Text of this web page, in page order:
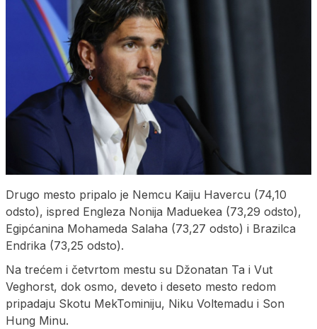
Drugo mesto pripalo je Nemcu Kaiju Havercu (74,10
odsto), ispred Engleza Nonija Maduekea (73,29 odsto),
Egipćanina Mohameda Salaha (73,27 odsto) i Brazilca
Endrika (73,25 odsto).
Na trećem i četvrtom mestu su Džonatan Ta i Vut
Veghorst, dok osmo, deveto i deseto mesto redom
pripadaju Skotu MekTominiju, Niku Voltemadu i Son
Hung Minu.